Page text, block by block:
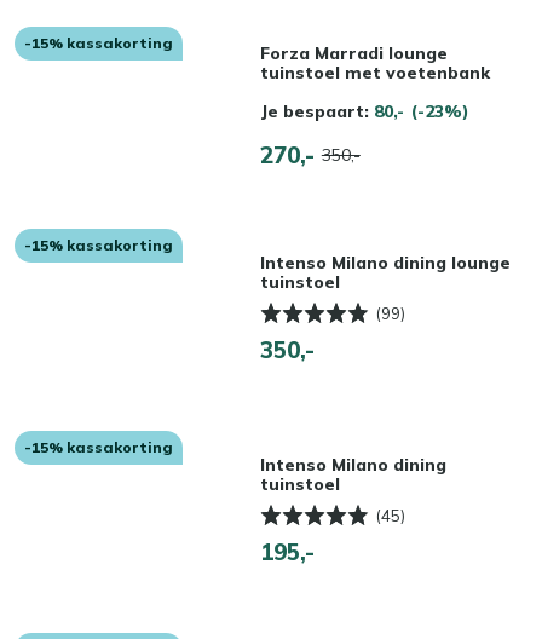
-15% kassakorting
Forza Marradi lounge
tuinstoel met voetenbank
Je bespaart: 80,- (-23%)
270,- 350,-
-15% kassakorting
Intenso Milano dining lounge
tuinstoel
(99)
350,-
-15% kassakorting
Intenso Milano dining
tuinstoel
(45)
195,-